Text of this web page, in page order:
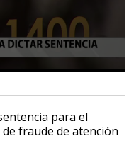
para el
fraude de atención